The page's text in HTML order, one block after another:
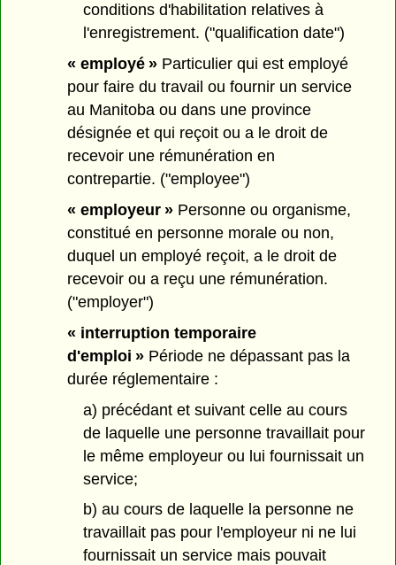
conditions d'habilitation relatives à
l'enregistrement. ("qualification date")
« employé » Particulier qui est employé
pour faire du travail ou fournir un service
au Manitoba ou dans une province
désignée et qui reçoit ou a le droit de
recevoir une rémunération en
contrepartie. ("employee")
« employeur » Personne ou organisme,
constitué en personne morale ou non,
duquel un employé reçoit, a le droit de
recevoir ou a reçu une rémunération.
("employer")
« interruption temporaire
d'emploi » Période ne dépassant pas la
durée réglementaire :
a) précédant et suivant celle au cours
de laquelle une personne travaillait pour
le même employeur ou lui fournissait un
service;
b) au cours de laquelle la personne ne
travaillait pas pour l'employeur ni ne lui
fournissait un service mais pouvait